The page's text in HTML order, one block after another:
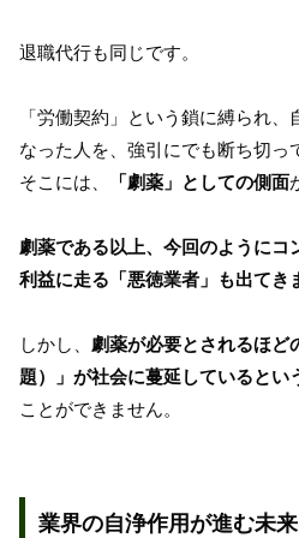
退職代行も同じです。
「労働契約」という鎖に縛られ、
なった人を、強引にでも断ち切っ
そこには、
「劇薬」としての側面
劇薬である以上、今回のようにコ
利益に走る「悪徳業者」も出てき
しかし、 劇薬が必要とされるほど
題）」が社会に蔓延しているとい
ことができません。
業界の自浄作用が進む未来